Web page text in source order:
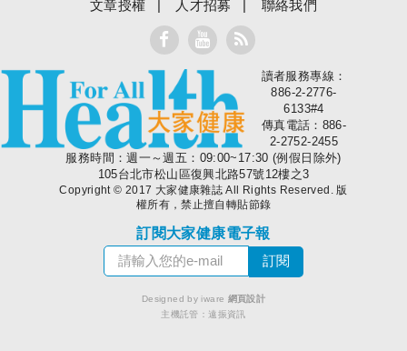
文章授權
人才招募 聯絡我們
大家健康
讀者服務專線：
886-2-2776-
6133#4
傳真電話：886-
2-2752-2455
服務時間：週一～週五：09:00~17:30 (例假日除外)
105台北市松山區復興北路57號12樓之3
Copyright © 2017 大家健康雜誌 All Rights Reserved. 版
權所有，禁止擅自轉貼節錄
訂閱大家健康電子報
Designed by iware 網頁設計
主機託管：遠振資訊